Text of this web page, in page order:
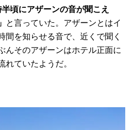
半頃にアザーンの音が聞こえ
と言っていた。アザーンとはイ
間を知らせる音で、近くで聞く
んそのアザーンはホテル正面に
れていたようだ。